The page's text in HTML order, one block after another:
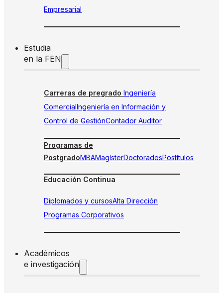
Empresarial
Estudia
en la FEN
Carreras de pregrado Ingeniería
ComercialIngeniería en Información y
Control de GestiónContador Auditor
Programas de
PostgradoMBAMagísterDoctoradosPostítulos
Educación Continua
Diplomados y cursosAlta Dirección
Programas Corporativos
Académicos
e investigación